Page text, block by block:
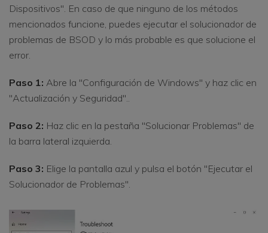
Dispositivos". En caso de que ninguno de los métodos
mencionados funcione, puedes ejecutar el solucionador de
problemas de BSOD y lo más probable es que solucione el
error.
Paso 1: Abre la "Configuración de Windows" y haz clic en
"Actualización y Seguridad"..
Paso 2: Haz clic en la pestaña "Solucionar Problemas" de
la barra lateral izquierda.
Paso 3: Elige la pantalla azul y pulsa el botón "Ejecutar el
Solucionador de Problemas".